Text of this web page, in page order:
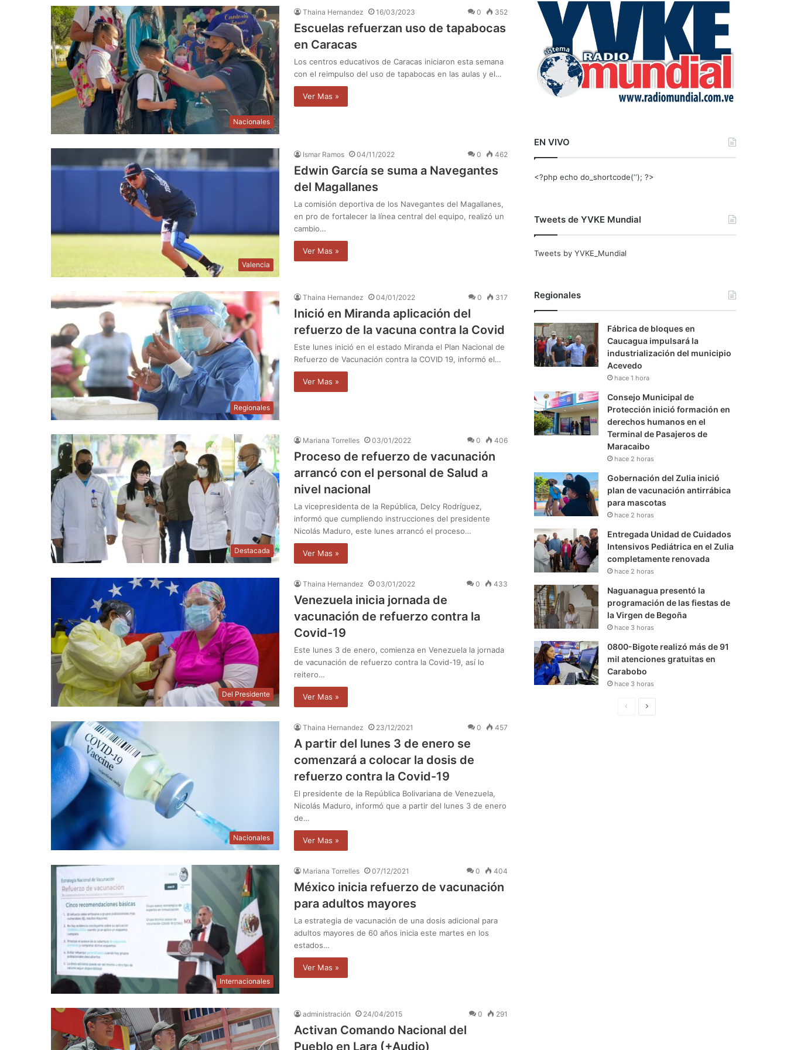
Nacionales
Thaina Hernandez 16/03/2023 0 352
Escuelas refuerzan uso de tapabocas
en Caracas
Los centros educativos de Caracas iniciaron esta semana
con el reimpulso del uso de tapabocas en las aulas y el…
Ver Mas »
Valencia
Ismar Ramos 04/11/2022 0 462
Edwin García se suma a Navegantes
del Magallanes
La comisión deportiva de los Navegantes del Magallanes,
en pro de fortalecer la línea central del equipo, realizó un
cambio…
Ver Mas »
Regionales
Thaina Hernandez 04/01/2022 0 317
Inició en Miranda aplicación del
refuerzo de la vacuna contra la Covid
Este lunes inició en el estado Miranda el Plan Nacional de
Refuerzo de Vacunación contra la COVID 19, informó el…
Ver Mas »
Destacada
Mariana Torrelles 03/01/2022 0 406
Proceso de refuerzo de vacunación
arrancó con el personal de Salud a
nivel nacional
La vicepresidenta de la República, Delcy Rodríguez,
informó que cumpliendo instrucciones del presidente
Nicolás Maduro, este lunes arrancó el proceso…
Ver Mas »
Del Presidente
Thaina Hernandez 03/01/2022 0 433
Venezuela inicia jornada de
vacunación de refuerzo contra la
Covid-19
Este lunes 3 de enero, comienza en Venezuela la jornada
de vacunación de refuerzo contra la Covid-19, así lo
reitero…
Ver Mas »
Nacionales
Thaina Hernandez 23/12/2021 0 457
A partir del lunes 3 de enero se
comenzará a colocar la dosis de
refuerzo contra la Covid-19
El presidente de la República Bolivariana de Venezuela,
Nicolás Maduro, informó que a partir del lunes 3 de enero
de…
Ver Mas »
Internacionales
Mariana Torrelles 07/12/2021 0 404
México inicia refuerzo de vacunación
para adultos mayores
La estrategia de vacunación de una dosis adicional para
adultos mayores de 60 años inicia este martes en los
estados…
Ver Mas »
administración 24/04/2015 0 291
Activan Comando Nacional del
Pueblo en Lara (+Audio)
r
EN VIVO
<?php echo do_shortcode(‘‘); ?>
Tweets de YVKE Mundial
Tweets by YVKE_Mundial
Regionales
Fábrica de bloques en
Caucagua impulsará la
industrialización del municipio
Acevedo
hace 1 hora
Consejo Municipal de
Protección inició formación en
derechos humanos en el
Terminal de Pasajeros de
Maracaibo
hace 2 horas
Gobernación del Zulia inició
plan de vacunación antirrábica
para mascotas
hace 2 horas
Entregada Unidad de Cuidados
Intensivos Pediátrica en el Zulia
completamente renovada
hace 2 horas
Naguanagua presentó la
programación de las fiestas de
la Virgen de Begoña
hace 3 horas
0800-Bigote realizó más de 91
mil atenciones gratuitas en
Carabobo
hace 3 horas
S